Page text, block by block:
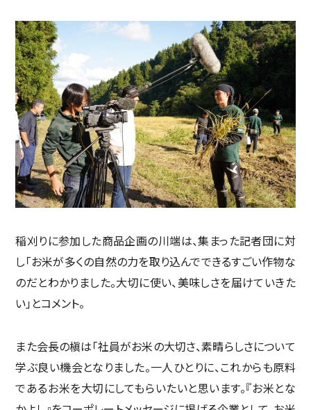
稲刈りに参加した商品企画の川端は、集まった記者団に対
し「お米が多くの自然の力を取り込んでできるすごい作物な
のだとわかりました。大切に使い、美味しさを届けていきた
い」とコメント。
また会長の槇は「社員がお米の大切さ、素晴らしさについて
学ぶ良い機会となりました。一人ひとりに、これからも原料
であるお米を大切にしてもらいたいと思います。『お米とな